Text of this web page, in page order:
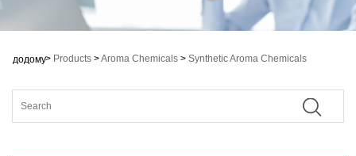
додому> Products >Aroma Chemicals > Synthetic Aroma Chemicals